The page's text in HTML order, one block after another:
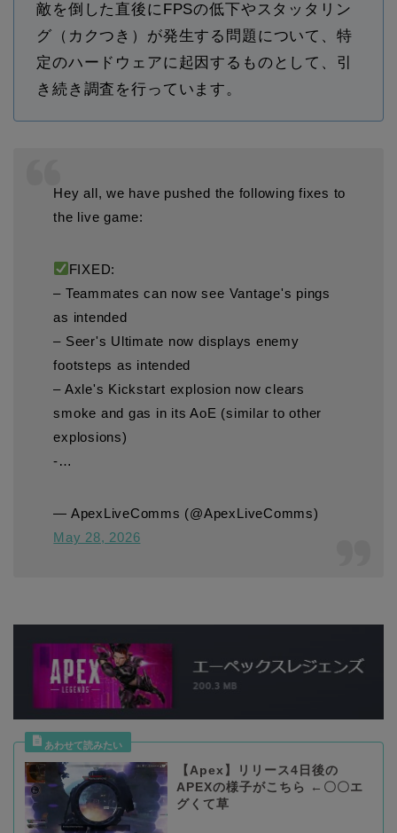
敵を倒した直後にFPSの低下やスタッタリン
グ（カクつき）が発生する問題について、特
定のハードウェアに起因するものとして、引
き続き調査を行っています。
Hey all, we have pushed the following fixes to
the live game:
FIXED:
– Teammates can now see Vantage's pings
as intended
– Seer's Ultimate now displays enemy
footsteps as intended
– Axle's Kickstart explosion now clears
smoke and gas in its AoE (similar to other
explosions)
-…
— ApexLiveComms (@ApexLiveComms)
May 28, 2026
【Apex】リリース4日後の
APEXの様子がこちら ←〇〇エ
グくて草